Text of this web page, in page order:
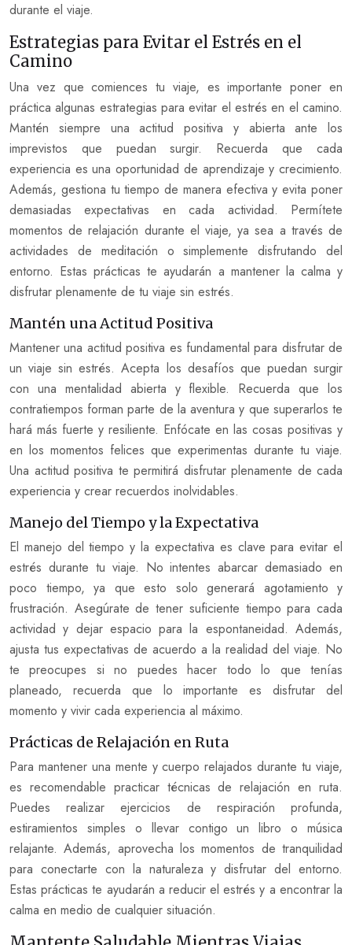
durante el viaje.
Estrategias para Evitar el Estrés en el
Camino
Una vez que comiences tu viaje, es importante poner en
práctica algunas estrategias para evitar el estrés en el camino.
Mantén siempre una actitud positiva y abierta ante los
imprevistos que puedan surgir. Recuerda que cada
experiencia es una oportunidad de aprendizaje y crecimiento.
Además, gestiona tu tiempo de manera efectiva y evita poner
demasiadas expectativas en cada actividad. Permítete
momentos de relajación durante el viaje, ya sea a través de
actividades de meditación o simplemente disfrutando del
entorno. Estas prácticas te ayudarán a mantener la calma y
disfrutar plenamente de tu viaje sin estrés.
Mantén una Actitud Positiva
Mantener una actitud positiva es fundamental para disfrutar de
un viaje sin estrés. Acepta los desafíos que puedan surgir
con una mentalidad abierta y flexible. Recuerda que los
contratiempos forman parte de la aventura y que superarlos te
hará más fuerte y resiliente. Enfócate en las cosas positivas y
en los momentos felices que experimentas durante tu viaje.
Una actitud positiva te permitirá disfrutar plenamente de cada
experiencia y crear recuerdos inolvidables.
Manejo del Tiempo y la Expectativa
El manejo del tiempo y la expectativa es clave para evitar el
estrés durante tu viaje. No intentes abarcar demasiado en
poco tiempo, ya que esto solo generará agotamiento y
frustración. Asegúrate de tener suficiente tiempo para cada
actividad y dejar espacio para la espontaneidad. Además,
ajusta tus expectativas de acuerdo a la realidad del viaje. No
te preocupes si no puedes hacer todo lo que tenías
planeado, recuerda que lo importante es disfrutar del
momento y vivir cada experiencia al máximo.
Prácticas de Relajación en Ruta
Para mantener una mente y cuerpo relajados durante tu viaje,
es recomendable practicar técnicas de relajación en ruta.
Puedes realizar ejercicios de respiración profunda,
estiramientos simples o llevar contigo un libro o música
relajante. Además, aprovecha los momentos de tranquilidad
para conectarte con la naturaleza y disfrutar del entorno.
Estas prácticas te ayudarán a reducir el estrés y a encontrar la
calma en medio de cualquier situación.